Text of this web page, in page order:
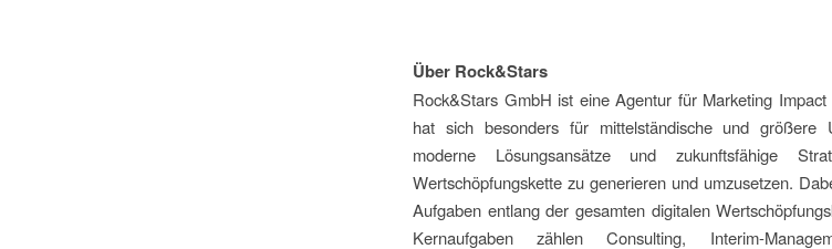
Über Rock&Stars
Rock&Stars GmbH ist eine Agentur für Marketing
hat sich besonders für mittelständische und größere
moderne Lösungsansätze und zukunftsfähige
Wertschöpfungskette zu generieren und umzusetzen.
Aufgaben entlang der gesamten digitalen
Kernaufgaben zählen Consulting, Interim-